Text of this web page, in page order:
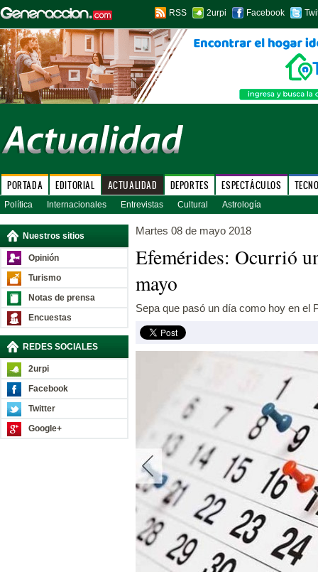
RSS 2urpi Facebook
PORTADA EDITORIAL ACTUALIDAD DEPORTES ESPECTÁCULOS
Política Internacionales Entrevistas Cultural Astrología
Nuestros sitios
Opinión
Turismo
Notas de prensa
Encuestas
REDES SOCIALES
2urpi
Facebook
Twitter
Google+
Martes 08 de mayo 2018
Efemérides: Ocurrió
mayo
Sepa que pasó un día como hoy en el